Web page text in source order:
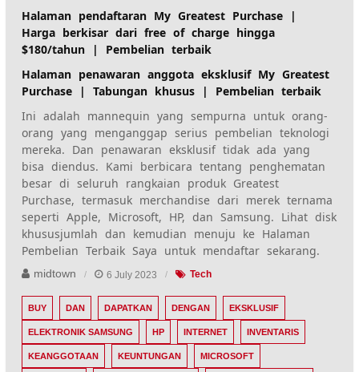
Halaman pendaftaran My Greatest Purchase |
Harga berkisar dari free of charge hingga
$180/tahun | Pembelian terbaik
Halaman penawaran anggota eksklusif My Greatest
Purchase | Tabungan khusus | Pembelian terbaik
Ini adalah mannequin yang sempurna untuk orang-
orang yang menganggap serius pembelian teknologi
mereka. Dan penawaran eksklusiftidak ada yang
bisa diendus. Kami berbicara tentang penghematan
besar di seluruh rangkaian produk Greatest
Purchase, termasuk merchandise dari merek ternama
seperti Apple, Microsoft, HP, dan Samsung. Lihatdisk
khususjumlah dan kemudian menuju ke Halaman
Pembelian Terbaik Saya untuk mendaftar sekarang.
midtown 6 July 2023 Tech
BUY DAN DAPATKAN DENGAN EKSKLUSIF
ELEKTRONIK SAMSUNG HP INTERNET INVENTARIS
KEANGGOTAAN KEUNTUNGAN MICROSOFT